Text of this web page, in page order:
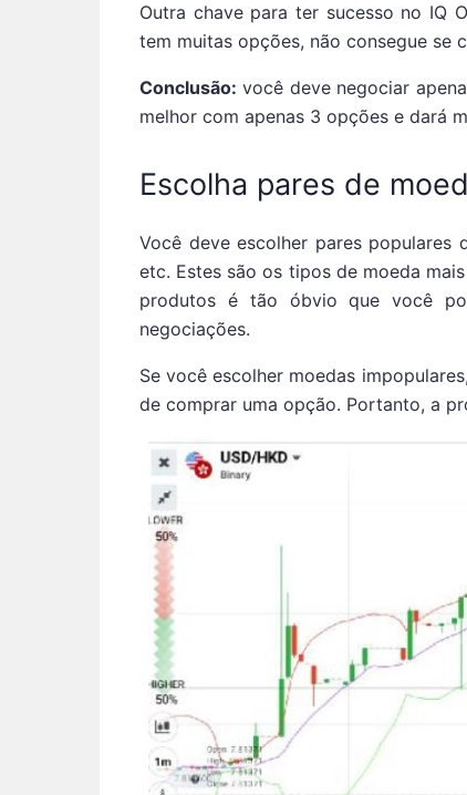
Outra chave para ter sucesso no IQ
tem muitas opções, não consegue se
Conclusão: você deve negociar
melhor com apenas 3 opções e dará
Escolha pares de
Você deve escolher pares populares
etc. Estes são os tipos de moeda
produtos é tão óbvio que você
negociações.
Se você escolher moedas
de comprar uma opção. Portanto, a